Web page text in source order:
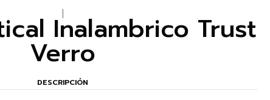
Inalambrico Trust
Verro
DESCRIPCIÓN